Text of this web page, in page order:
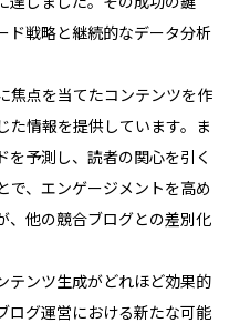
ド戦略と継続的なデータ分析
焦点を当てたコンテンツを作
た情報を提供しています。ま
予測し、読者の関心を引く
で、エンゲージメントを高め
、他の競合ブログとの差別化
テンツ生成がどれほど効果的
ログ運営における新たな可能